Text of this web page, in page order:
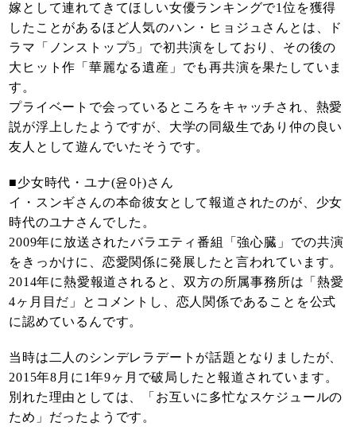
嫁として連れてきてほしい女優ランキングで1位を獲得
したことがあるほど人気のハン・ヒョジュさんとは、ド
ラマ「ノンストップ5」で初共演をしており、その後の
大ヒット作「華麗なる遺産」でも再共演を果たしていま
す。
プライベートで会っているところをキャッチされ、熱愛
説が浮上したようですが、大学の同級生であり仲の良い
友人として遊んでいたそうです。
■少女時代・ユナ(윤아)さん
イ・スンギさんの本命彼女として報道されたのが、少女
時代のユナさんでした。
2009年に放送されたバラエティ番組「強心臓」での共演
をきっかけに、恋愛関係に発展したと言われています。
2014年に熱愛報道されると、双方の所属事務所は「熱愛
4ヶ月目だ」とコメントし、恋人関係であることを公式
に認めているんです。
当時は二人のシンデレラデートが話題となりましたが、
2015年8月に1年9ヶ月で破局したと報道されています。
別れた理由としては、「お互いに多忙なスケジュールの
ため」だったようです。